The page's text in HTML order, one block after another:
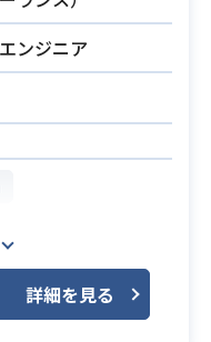
ンジニア
けAPIの開発チーム
発業務に従事いた
してフレームワー
詳細を見る